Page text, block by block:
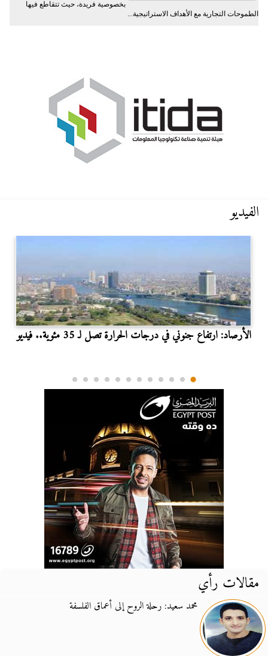
بخصوصية فريدة، حيث تتقاطع فيها
الطموحات التجارية مع الأهداف الاستراتيجية...
الفيديو
الأرصاد: ارتفاع جنوني في درجات الحرارة تصل لـ 35 مئوية.. فيديو
مقالات رأي
محمد سعيد: رحلة الروح إلى أعماق الفلسفة